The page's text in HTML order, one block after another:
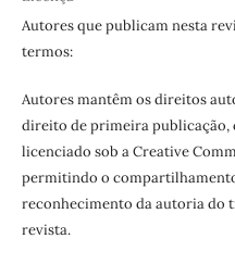
Autores que publicam nesta
termos:
Autores mantêm os direitos
direito de primeira publicação,
licenciado sob a Creative
permitindo o
reconhecimento da autoria do
revista.